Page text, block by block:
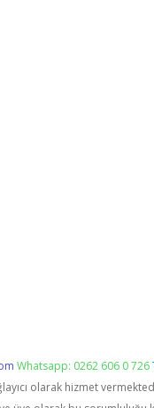
Whatsapp: 0262 606 0 726
olarak hizmet